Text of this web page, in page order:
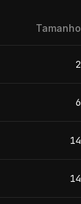
Tamanho
2
6
14
14